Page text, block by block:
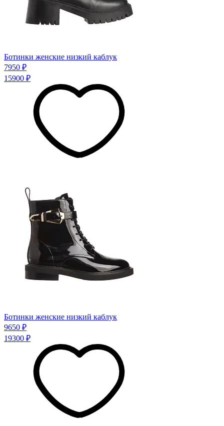
Ботинки женские низкий каблук
7950 ₽
15900 ₽
Ботинки женские низкий каблук
9650 ₽
19300 ₽